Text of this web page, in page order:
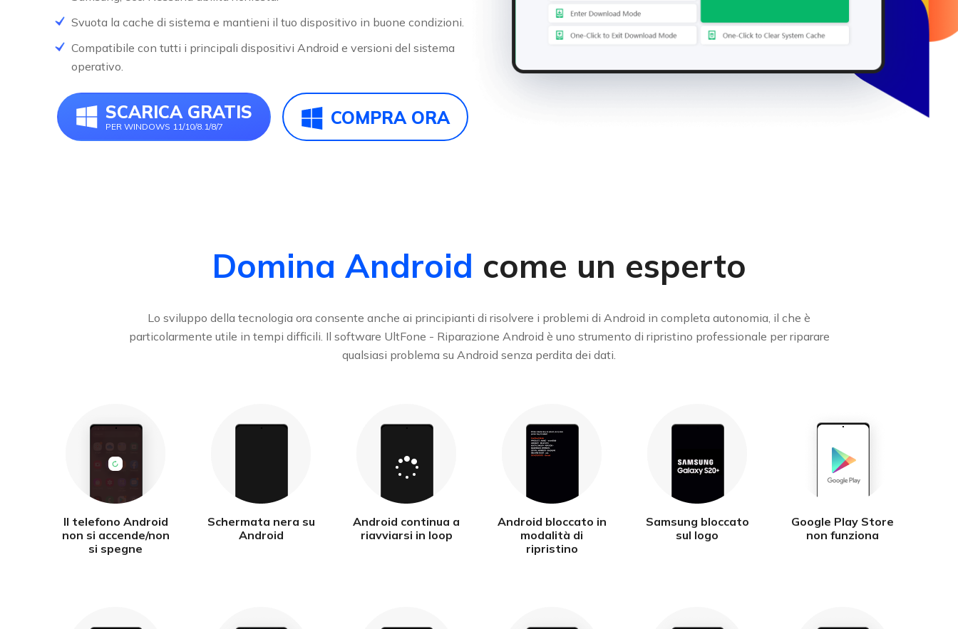
Svuota la cache di sistema e mantieni il tuo dispositivo in buone condizioni.
Compatibile con tutti i principali dispositivi Android e versioni del sistema
operativo.
SCARICA GRATIS
PER WINDOWS 11/10/8.1/8/7 COMPRA ORA
Domina Android come un esperto
Lo sviluppo della tecnologia ora consente anche ai principianti di risolvere i problemi di Android in completa autonomia, il che è
particolarmente utile in tempi difficili. Il software UltFone - Riparazione Android è uno strumento di ripristino professionale per riparare
qualsiasi problema su Android senza perdita dei dati.
Il telefono Android
non si accende/non
si spegne
Schermata nera su
Android
Android continua a
riavviarsi in loop
Android bloccato in
modalità di
ripristino
Samsung bloccato
sul logo
Google Play Store
non funziona